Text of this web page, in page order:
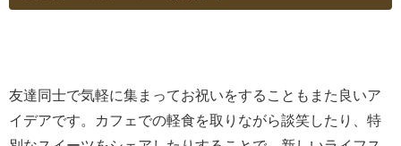
友達同士で気軽に集まってお祝いをすることもまた良いア
イデアです。カフェでの軽食を取りながら談笑したり、特